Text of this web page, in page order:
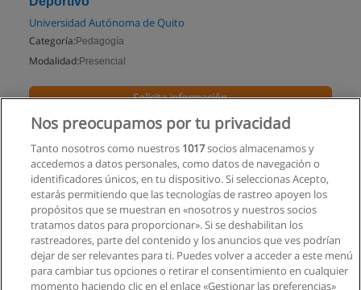
Universidad Autónoma de Quito
Categoría: Pedagogía
Modalidad: Presencial
Impartido en:
Solicita información
Nos preocupamos por tu privacidad
Tanto nosotros como nuestros 1017socios almacenamos y
accedemos a datos personales, como datos de navegación o
identificadores únicos, en tu dispositivo. Si seleccionas Acepto,
estarás permitiendo que las tecnologías de rastreo apoyen los
propósitos que se muestran en «nosotros y nuestros socios
tratamos datos para proporcionar». Si se deshabilitan los
rastreadores, parte del contenido y los anuncios que ves podrían
dejar de ser relevantes para ti. Puedes volver a acceder a este menú
para cambiar tus opciones o retirar el consentimiento en cualquier
momento haciendo clic en el enlace «Gestionar las preferencias»